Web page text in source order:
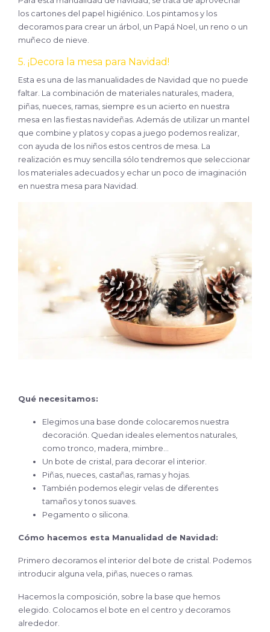
los cartones del papel higiénico. Los pintamos y los
decoramos para crear un árbol, un Papá Noel, un reno o un
muñeco de nieve.
5. ¡Decora la mesa para Navidad!
Esta es una de las manualidades de Navidad que no puede
faltar. La combinación de materiales naturales, madera,
piñas, nueces, ramas, siempre es un acierto en nuestra
mesa en las fiestas navideñas. Además de utilizar un mantel
que combine y platos y copas a juego podemos realizar,
con ayuda de los niños estos centros de mesa. La
realización es muy sencilla sólo tendremos que seleccionar
los materiales adecuados y echar un poco de imaginación
en nuestra mesa para Navidad.
Qué necesitamos:
Elegimos una base donde colocaremos nuestra
decoración. Quedan ideales elementos naturales,
como tronco, madera, mimbre…
Un bote de cristal, para decorar el interior.
Piñas, nueces, castañas, ramas y hojas.
También podemos elegir velas de diferentes
tamaños y tonos suaves.
Pegamento o silicona.
Cómo hacemos esta Manualidad de Navidad:
Primero decoramos el interior del bote de cristal. Podemos
introducir alguna vela, piñas, nueces o ramas.
Hacemos la composición, sobre la base que hemos
elegido. Colocamos el bote en el centro y decoramos
alrededor.